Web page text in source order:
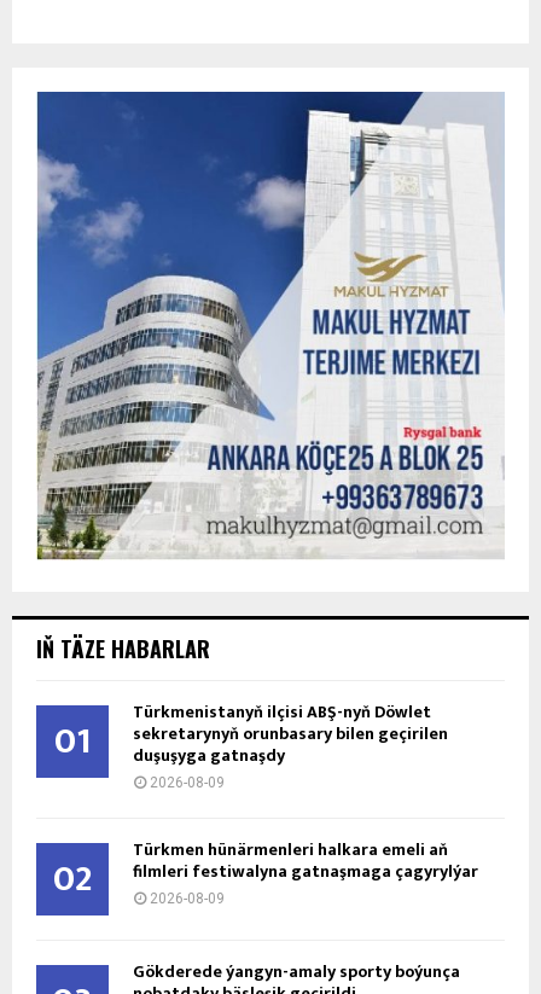
IŇ TÄZE HABARLAR
01 Türkmenistanyň ilçisi ABŞ-nyň Döwlet
sekretarynyň orunbasary bilen geçirilen
duşuşyga gatnaşdy
2026-08-09
02 Türkmen hünärmenleri halkara emeli aň
filmleri festiwalyna gatnaşmaga çagyrylýar
2026-08-09
Gökderede ýangyn-amaly sporty boýunça